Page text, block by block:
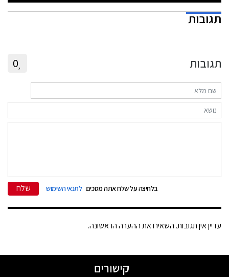
תגובות
תגובות 0
בלחיצה על שלח אתה מסכים לתנאי השימוש שלח
עדיין אין תגובות. השאירו את ההערה הראשונה.
קישורים